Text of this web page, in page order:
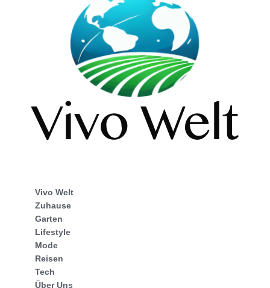
Vivo Welt
Zuhause
Garten
Lifestyle
Mode
Reisen
Tech
Über Uns